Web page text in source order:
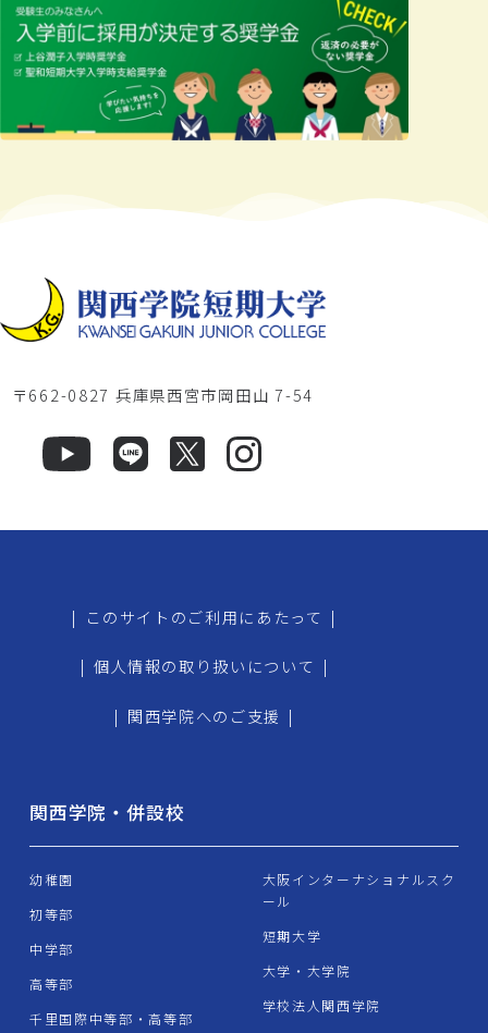
〒662-0827 兵庫県西宮市岡田山 7-54
| このサイトのご利用にあたって |
| 個人情報の取り扱いについて |
| 関西学院へのご支援 |
関西学院・併設校
幼稚園
初等部
中学部
高等部
千里国際中等部・高等部
大阪インターナショナルスク
ール
短期大学
大学・大学院
学校法人関西学院